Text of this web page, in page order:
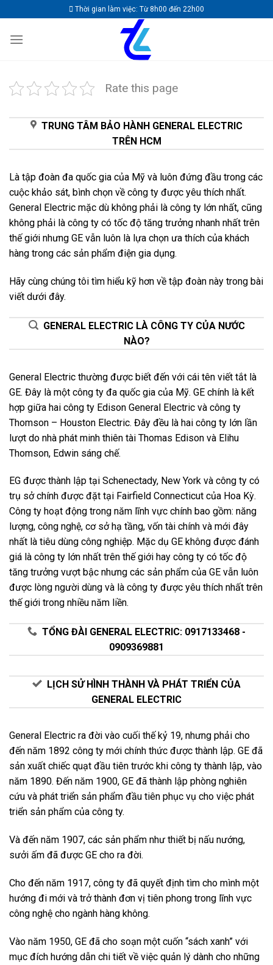
to
content
Thời gian làm việc: Từ 8h00 đến 22h00
Rate this page
TRUNG TÂM BẢO HÀNH GENERAL ELECTRIC
TRÊN HCM
Là tập đoàn đa quốc gia của Mỹ và luôn đứng đầu trong các
cuộc khảo sát, bình chọn về công ty được yêu thích nhất.
General Electric mặc dù không phải là công ty lớn nhất, cũng
không phải là công ty có tốc độ tăng trưởng nhanh nhất trên
thế giới nhưng GE vẫn luôn là lựa chọn ưa thích của khách
hàng trong các sản phẩm điện gia dụng.
Hãy cùng chúng tôi tìm hiểu kỹ hơn về tập đoàn này trong bài
viết dưới đây.
GENERAL ELECTRIC LÀ CÔNG TY CỦA NƯỚC
NÀO?
General Electric thường được biết đến với cái tên viết tắt là
GE. Đây là một công ty đa quốc gia của Mỹ. GE chính là kết
hợp giữa hai công ty Edison General Electric và công ty
Thomson – Houston Electric. Đây đều là hai công ty lớn lần
lượt do nhà phát minh thiên tài Thomas Edison và Elihu
Thomson, Edwin sáng chế.
EG được thành lập tại Schenectady, New York và công ty có
trụ sở chính được đặt tại Fairfield Connecticut của Hoa Kỳ.
Công ty hoạt động trong năm lĩnh vực chính bao gồm: năng
lượng, công nghệ, cơ sở hạ tầng, vốn tài chính và mới đây
nhất là tiêu dùng công nghiệp. Mặc dụ GE không được đánh
giá là công ty lớn nhất trên thế giới hay công ty có tốc độ
tăng trưởng vượt bậc nhưng các sản phẩm của GE vẫn luôn
được lòng người dùng và là công ty được yêu thích nhất trên
thế giới trong nhiều năm liền.
TỔNG ĐÀI GENERAL ELECTRIC: 0917133468 -
0909369881
LỊCH SỬ HÌNH THÀNH VÀ PHÁT TRIỂN CỦA
GENERAL ELECTRIC
General Electric ra đời vào cuối thế kỷ 19, nhưng phải cho
đến năm 1892 công ty mới chính thức được thành lập. GE đã
sản xuất chiếc quạt đầu tiên trước khi công ty thành lập, vào
năm 1890. Đến năm 1900, GE đã thành lập phòng nghiên
cứu và phát triển sản phẩm đầu tiên phục vụ cho việc phát
triển sản phẩm của công ty.
Và đến năm 1907, các sản phẩm như thiết bị nấu nướng,
sưởi ấm đã được GE cho ra đời.
Cho đến năm 1917, công ty đã quyết định tìm cho mình một
hướng đi mới và trở thành đơn vị tiên phong trong lĩnh vực
công nghệ cho ngành hàng không.
Vào năm 1950, GE đã cho soạn một cuốn “sách xanh” với
mục đích hướng dẫn chi tiết về việc quản lý dành cho những